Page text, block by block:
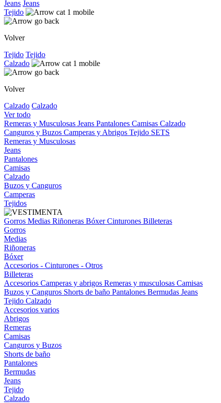
Jeans Jeans
Tejido
Volver
Tejido Tejido
Calzado
Volver
Calzado Calzado
Ver todo
Remeras y Musculosas Jeans Pantalones Camisas Calzado
Canguros y Buzos Camperas y Abrigos Tejido SETS
Remeras y Musculosas
Jeans
Pantalones
Camisas
Calzado
Buzos y Canguros
Camperas
Tejidos
Gorros Medias Riñoneras BóxerCinturones Billeteras
Gorros
Medias
Riñoneras
Bóxer
Accesorios - Cinturones - Otros
Billeteras
Accesorios Camperas y abrigos Remeras y musculosas Camisas
Buzos y Canguros Shorts de baño Pantalones Bermudas Jeans
Tejido Calzado
Accesorios varios
Abrigos
Remeras
Camisas
Canguros y Buzos
Shorts de baño
Pantalones
Bermudas
Jeans
Tejido
Calzado